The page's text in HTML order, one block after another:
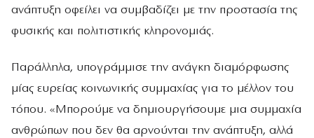
ανάπτυξη οφείλει να συμβαδίζει με την προστασία της
φυσικής και πολιτιστικής κληρονομιάς.
Παράλληλα, υπογράμμισε την ανάγκη διαμόρφωσης
μίας ευρείας κοινωνικής συμμαχίας για το μέλλον του
τόπου. «Μπορούμε να δημιουργήσουμε μια συμμαχία
ανθρώπων που δεν θα αρνούνται την ανάπτυξη, αλλά